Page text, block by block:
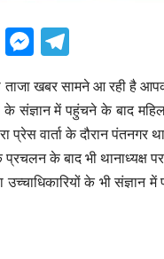
E
M
ss
e
n
g
el
e
gr
a
m
खबर सामने आ रही है
के संज्ञान में पहुंचने के बाद
प्रेस वार्ता के दौरान
के बाद भी थानाध्यक्ष
के भी संज्ञान